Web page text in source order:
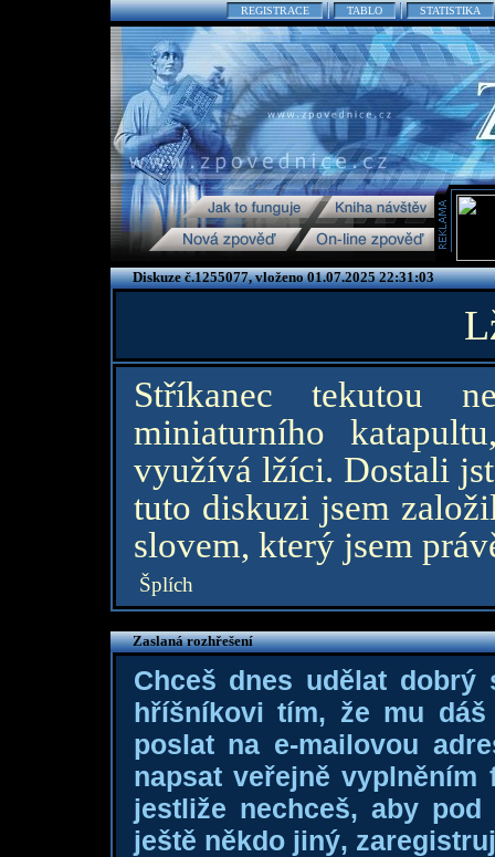
REGISTRACE TABLO STATISTIKA
Diskuze č.1255077, vloženo 01.07.2025 22:31:03
Stříkanec tekutou
miniaturního
využívá lžíci. Dostali
tuto diskuzi jsem
slovem, který jsem
Šplích
Zaslaná rozhřešení
Chceš dnes udělat dobrý
hříšníkovi tím, že mu
poslat na e-mailovou
napsat veřejně
jestliže nechceš, aby
ještě někdo jiný,